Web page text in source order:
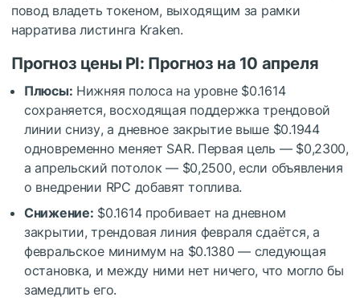
повод владеть токеном, выходящим за рамки
нарратива листинга Kraken.
Прогноз цены PI: Прогноз на 10 апреля
Плюсы: Нижняя полоса на уровне $0.1614
сохраняется, восходящая поддержка трендовой
линии снизу, а дневное закрытие выше $0.1944
одновременно меняет SAR. Первая цель — $0,2300,
а апрельский потолок — $0,2500, если объявления
о внедрении RPC добавят топлива.
Снижение: $0.1614 пробивает на дневном
закрытии, трендовая линия февраля сдаётся, а
февральское минимум на $0.1380 — следующая
остановка, и между ними нет ничего, что могло бы
замедлить его.